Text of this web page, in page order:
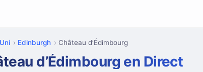
Edinburgh Château d’Édimbourg
d’Édimbourg en Direct